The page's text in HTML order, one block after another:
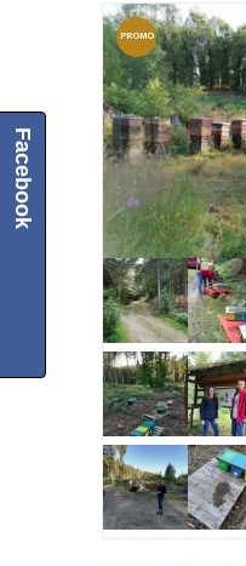
PROMO
CJA!
Facebook